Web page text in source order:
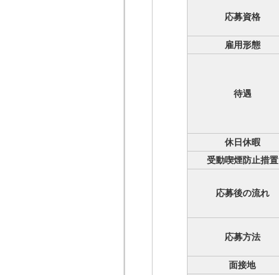
応募資格
雇用形態
待遇
休日休暇
受動喫煙防止措置
応募後の流れ
応募方法
面接地